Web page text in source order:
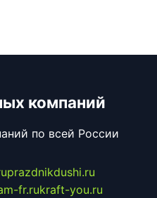
компаний
по всей России
prazdnikdushi.ru
fr.rukraft-you.ru